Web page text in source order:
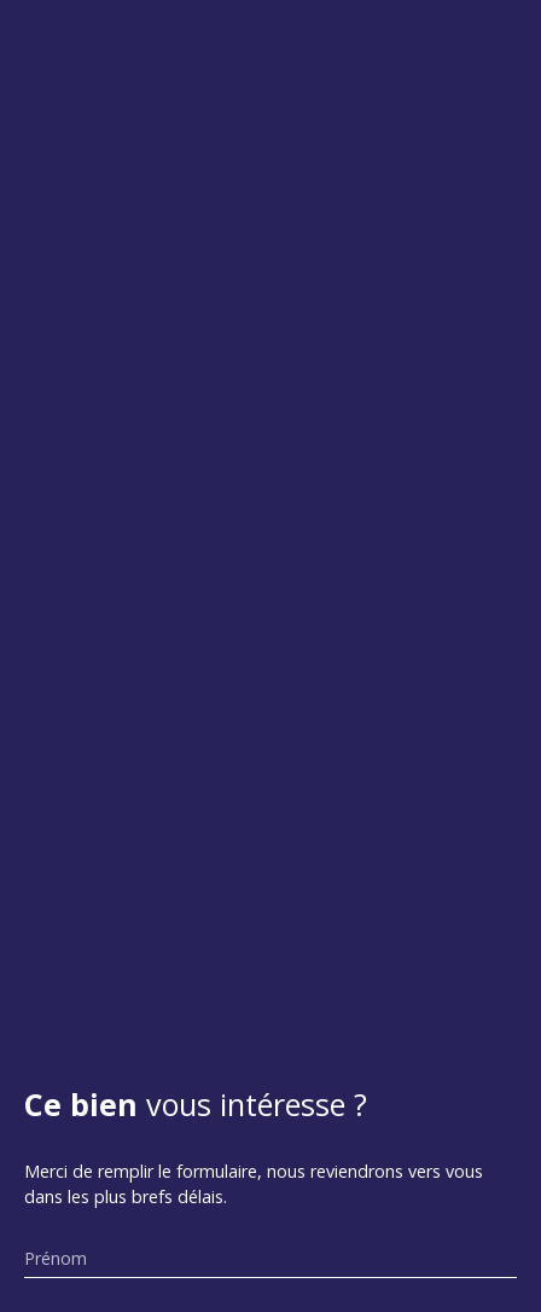
Ce bien vous intéresse ?
Merci de remplir le formulaire, nous reviendrons vers vous
dans les plus brefs délais.
Prénom